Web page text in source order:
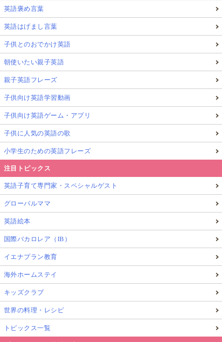
英語褒め言葉
英語はげまし言葉
子供とのおでかけ英語
朝使いたい親子英語
親子英語フレーズ
子供向け英語学習動画
子供向け英語ゲーム・アプリ
子供に人気の英語の歌
小学生のための英語フレーズ
注目トピックス
英語子育て専門家・スペシャルゲスト
グローバルママ
英語絵本
国際バカロレア（IB）
イエナプラン教育
海外ホームステイ
キッズクラブ
世界の料理・レシピ
トピックス一覧